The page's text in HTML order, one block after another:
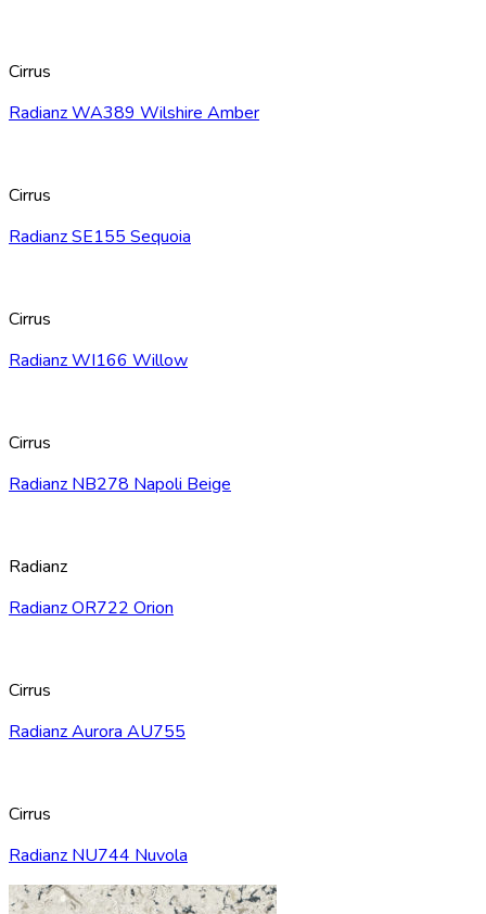
Cirrus
Radianz WA389 Wilshire Amber
Cirrus
Radianz SE155 Sequoia
Cirrus
Radianz WI166 Willow
Cirrus
Radianz NB278 Napoli Beige
Radianz
Radianz OR722 Orion
Cirrus
Radianz Aurora AU755
Cirrus
Radianz NU744 Nuvola